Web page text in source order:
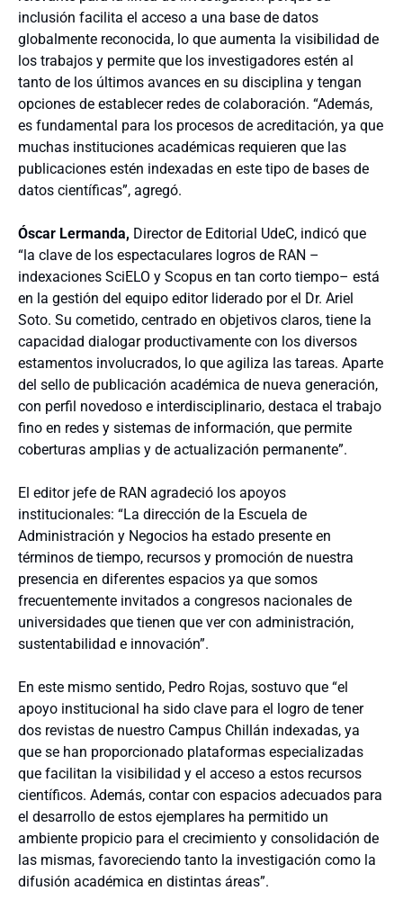
inclusión facilita el acceso a una base de datos
globalmente reconocida, lo que aumenta la visibilidad de
los trabajos y permite que los investigadores estén al
tanto de los últimos avances en su disciplina y tengan
opciones de establecer redes de colaboración. “Además,
es fundamental para los procesos de acreditación, ya que
muchas instituciones académicas requieren que las
publicaciones estén indexadas en este tipo de bases de
datos científicas”, agregó.
Óscar Lermanda, Director de Editorial UdeC, indicó que
“la clave de los espectaculares logros de RAN –
indexaciones SciELO y Scopus en tan corto tiempo– está
en la gestión del equipo editor liderado por el Dr. Ariel
Soto. Su cometido, centrado en objetivos claros, tiene la
capacidad dialogar productivamente con los diversos
estamentos involucrados, lo que agiliza las tareas. Aparte
del sello de publicación académica de nueva generación,
con perfil novedoso e interdisciplinario, destaca el trabajo
fino en redes y sistemas de información, que permite
coberturas amplias y de actualización permanente”.
El editor jefe de RAN agradeció los apoyos
institucionales: “La dirección de la Escuela de
Administración y Negocios ha estado presente en
términos de tiempo, recursos y promoción de nuestra
presencia en diferentes espacios ya que somos
frecuentemente invitados a congresos nacionales de
universidades que tienen que ver con administración,
sustentabilidad e innovación”.
En este mismo sentido, Pedro Rojas, sostuvo que “el
apoyo institucional ha sido clave para el logro de tener
dos revistas de nuestro Campus Chillán indexadas, ya
que se han proporcionado plataformas especializadas
que facilitan la visibilidad y el acceso a estos recursos
científicos. Además, contar con espacios adecuados para
el desarrollo de estos ejemplares ha permitido un
ambiente propicio para el crecimiento y consolidación de
las mismas, favoreciendo tanto la investigación como la
difusión académica en distintas áreas”.